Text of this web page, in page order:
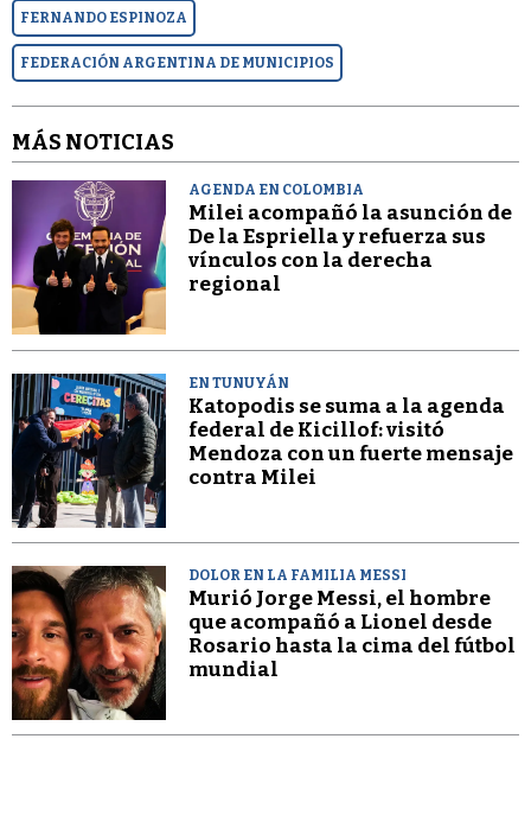
FERNANDO ESPINOZA
FEDERACIÓN ARGENTINA DE MUNICIPIOS
MÁS NOTICIAS
AGENDA EN COLOMBIA
Milei acompañó la asunción de
De la Espriella y refuerza sus
vínculos con la derecha
regional
EN TUNUYÁN
Katopodis se suma a la agenda
federal de Kicillof: visitó
Mendoza con un fuerte mensaje
contra Milei
DOLOR EN LA FAMILIA MESSI
Murió Jorge Messi, el hombre
que acompañó a Lionel desde
Rosario hasta la cima del fútbol
mundial